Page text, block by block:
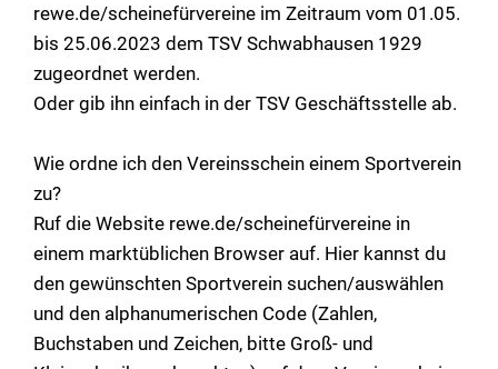
rewe.de/scheinefürvereine im Zeitraum vom 01.05.
bis 25.06.2023 dem TSV Schwabhausen 1929
zugeordnet werden.
Oder gib ihn einfach in der TSV Geschäftsstelle ab.
Wie ordne ich den Vereinsschein einem Sportverein
zu?
Ruf die Website rewe.de/scheinefürvereine in
einem marktüblichen Browser auf. Hier kannst du
den gewünschten Sportverein suchen/auswählen
und den alphanumerischen Code (Zahlen,
Buchstaben und Zeichen, bitte Groß- und